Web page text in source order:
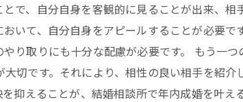
で、自分自身を客観的に見ることが出来、
おいて、自分自身をアピールすることが必要
やり取りにも十分な配慮が必要です。 もう一
切です。それにより、相性の良い相手を紹
抑えることが、結婚相談所で年内成婚を叶